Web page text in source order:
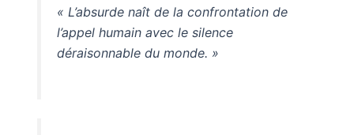
« L’absurde naît de la confrontation de
l’appel humain avec le silence
déraisonnable du monde. »